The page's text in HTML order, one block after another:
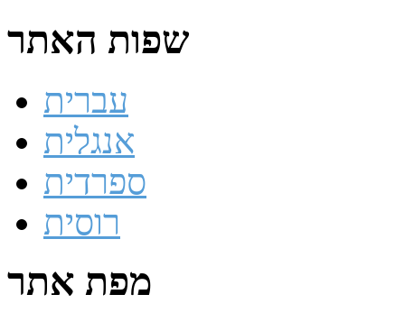
שפות האתר
עברית
אנגלית
ספרדית
רוסית
מפת אתר